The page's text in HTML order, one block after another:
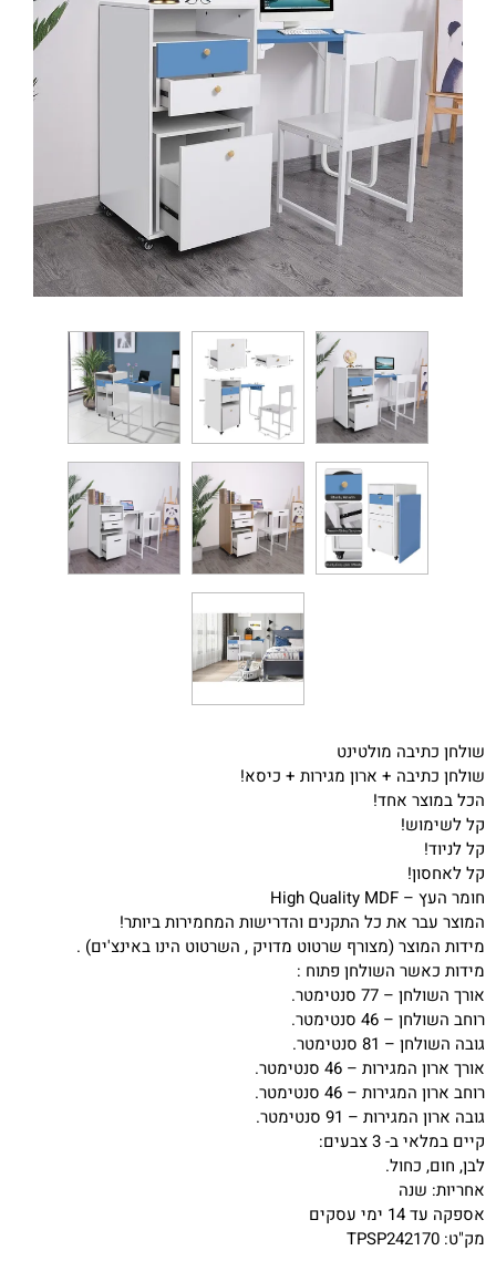
שולחן כתיבה מולטינט
שולחן כתיבה + ארון מגירות + כיסא!
הכל במוצר אחד!
קל לשימוש!
קל לניוד!
קל לאחסון!
חומר העץ – High Quality MDF
המוצר עבר את כל התקנים והדרישות המחמירות ביותר!
מידות המוצר (מצורף שרטוט מדויק , השרטוט הינו באינצ'ים) .
מידות כאשר השולחן פתוח :
אורך השולחן – 77 סנטימטר.
רוחב השולחן – 46 סנטימטר.
גובה השולחן – 81 סנטימטר.
אורך ארון המגירות – 46 סנטימטר.
רוחב ארון המגירות – 46 סנטימטר.
גובה ארון המגירות – 91 סנטימטר.
קיים במלאי ב- 3 צבעים:
לבן, חום, כחול.
אחריות: שנה
אספקה עד 14 ימי עסקים
מק"ט: TPSP242170